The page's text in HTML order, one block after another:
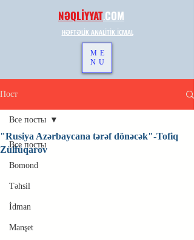
NƏQLİYYAT.COM
HƏFTƏLİK ANALİTİK İCMAL
ME
NU
Пост
Все посты
Bomond
Təhsil
İdman
Manşet
Все посты
"Rusiya Azərbaycana tərəf dönəcək"-Tofiq
Zülfüqarov